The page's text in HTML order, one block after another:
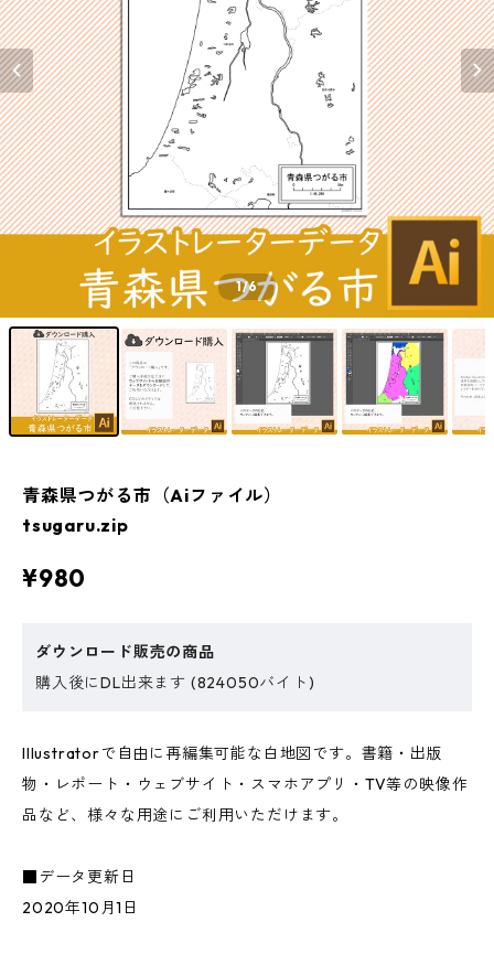
1/6
青森県つがる市（Aiファイル）
tsugaru.zip
¥980
ダウンロード販売の商品
購入後にDL出来ます (824050バイト)
Illustratorで自由に再編集可能な白地図です。書籍・出版
物・レポート・ウェブサイト・スマホアプリ・TV等の映像作
品など、様々な用途にご利用いただけます。
■データ更新日
2020年10月1日